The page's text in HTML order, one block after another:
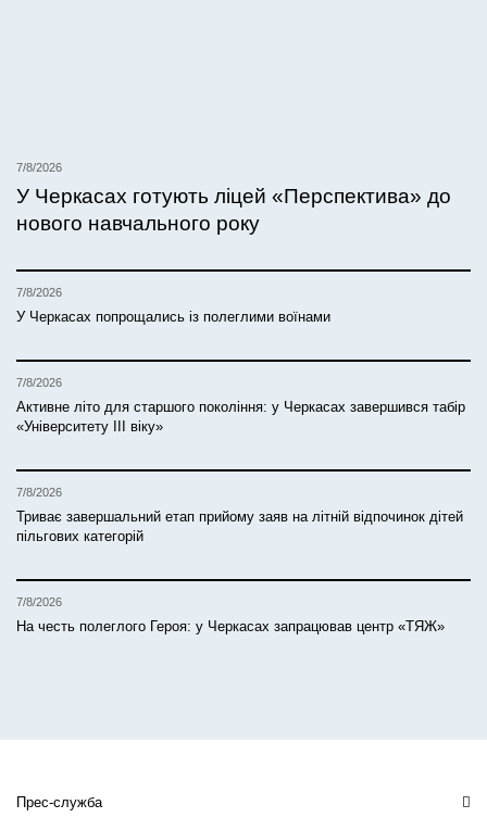
7/8/2026
У Черкасах готують ліцей «Перспектива» до
нового навчального року
7/8/2026
У Черкасах попрощались із полеглими воїнами
7/8/2026
Активне літо для старшого покоління: у Черкасах завершився табір
«Університету ІІІ віку»
7/8/2026
Триває завершальний етап прийому заяв на літній відпочинок дітей
пільгових категорій
7/8/2026
На честь полеглого Героя: у Черкасах запрацював центр «ТЯЖ»
Прес-служба